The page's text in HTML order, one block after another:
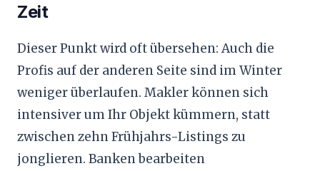
Zeit
Dieser Punkt wird oft übersehen: Auch die
Profis auf der anderen Seite sind im Winter
weniger überlaufen. Makler können sich
intensiver um Ihr Objekt kümmern, statt
zwischen zehn Frühjahrs-Listings zu
jonglieren. Banken bearbeiten